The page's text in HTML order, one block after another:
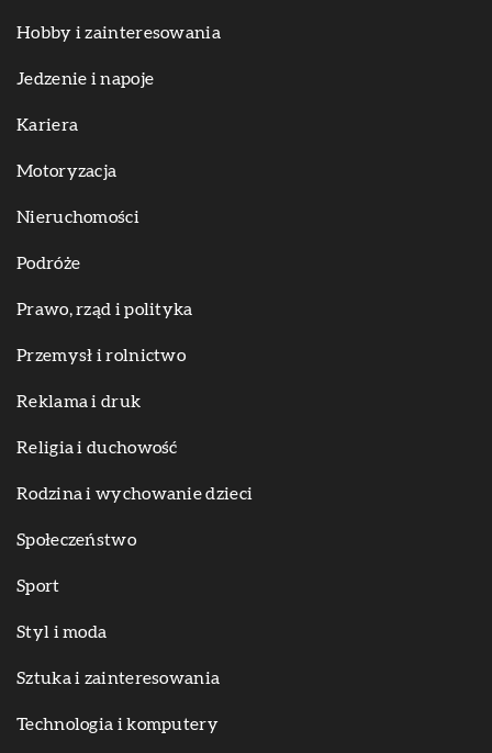
Hobby i zainteresowania
Jedzenie i napoje
Kariera
Motoryzacja
Nieruchomości
Podróże
Prawo, rząd i polityka
Przemysł i rolnictwo
Reklama i druk
Religia i duchowość
Rodzina i wychowanie dzieci
Społeczeństwo
Sport
Styl i moda
Sztuka i zainteresowania
Technologia i komputery